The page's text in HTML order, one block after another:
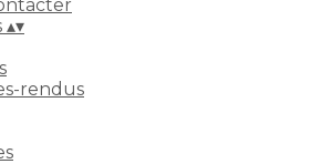
▴▾
rendus